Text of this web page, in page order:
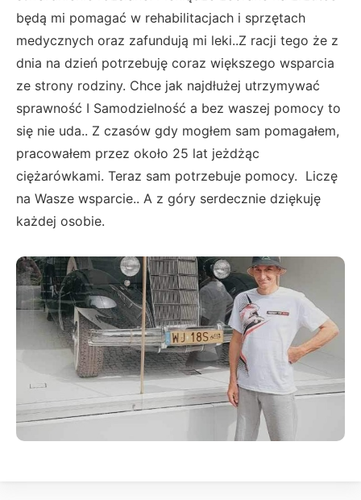
będą mi pomagać w rehabilitacjach i sprzętach
medycznych oraz zafundują mi leki..Z racji tego że z
dnia na dzień potrzebuję coraz większego wsparcia
ze strony rodziny. Chce jak najdłużej utrzymywać
sprawność I Samodzielność a bez waszej pomocy to
się nie uda.. Z czasów gdy mogłem sam pomagałem,
pracowałem przez około 25 lat jeżdżąc
ciężarówkami. Teraz sam potrzebuje pomocy. Liczę
na Wasze wsparcie.. A z góry serdecznie dziękuję
każdej osobie.